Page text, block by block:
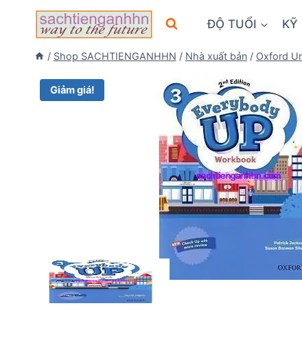
ĐỘ TUỔI KỸ
/ Shop SACHTIENGANHHN / Nhà xuất bản / Oxford
Giảm giá!